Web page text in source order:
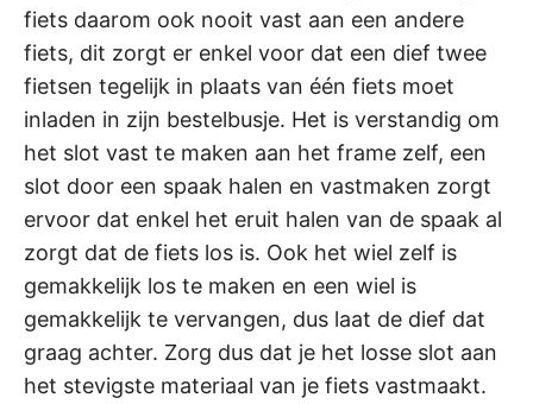
fiets daarom ook nooit vast aan een andere
fiets, dit zorgt er enkel voor dat een dief twee
fietsen tegelijk in plaats van één fiets moet
inladen in zijn bestelbusje. Het is verstandig om
het slot vast te maken aan het frame zelf, een
slot door een spaak halen en vastmaken zorgt
ervoor dat enkel het eruit halen van de spaak al
zorgt dat de fiets los is. Ook het wiel zelf is
gemakkelijk los te maken en een wiel is
gemakkelijk te vervangen, dus laat de dief dat
graag achter. Zorg dus dat je het losse slot aan
het stevigste materiaal van je fiets vastmaakt.